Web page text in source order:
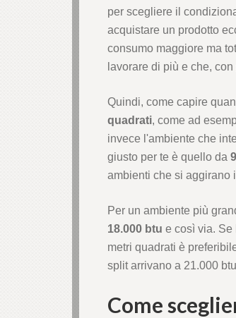
per scegliere il
acquistare un prodotto
consumo maggiore ma
lavorare di più e che,
Quindi, come capire
quadrati, come ad
invece l'ambiente che
giusto per te è quello da
ambienti che si aggirano
Per un ambiente più
18.000 btu e così via. Se
metri quadrati è
split arrivano a 21.000
Come